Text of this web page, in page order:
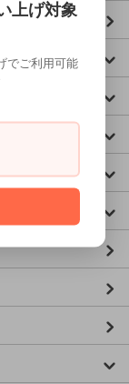
上げ対象
でご利用可能